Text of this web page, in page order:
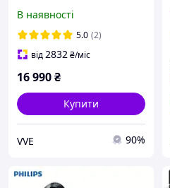
В наявності
5.0 (2)
від2832₴/міс
16 990₴
Купити
VVE 90%